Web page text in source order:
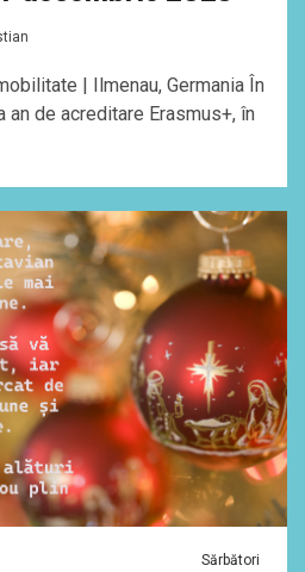
| Ilmenau, Germania În
de acreditare Erasmus+, în
Sărbători